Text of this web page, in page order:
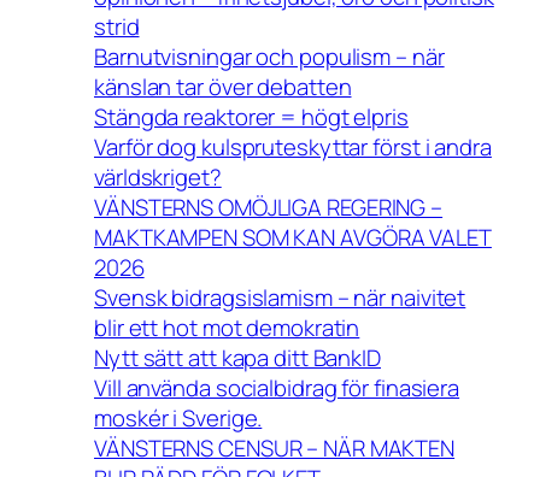
strid
Barnutvisningar och populism – när
känslan tar över debatten
Stängda reaktorer = högt elpris
Varför dog kulspruteskyttar först i andra
världskriget?
VÄNSTERNS OMÖJLIGA REGERING –
MAKTKAMPEN SOM KAN AVGÖRA VALET
2026
Svensk bidragsislamism – när naivitet
blir ett hot mot demokratin
Nytt sätt att kapa ditt BankID
Vill använda socialbidrag för finasiera
moskér i Sverige.
VÄNSTERNS CENSUR – NÄR MAKTEN